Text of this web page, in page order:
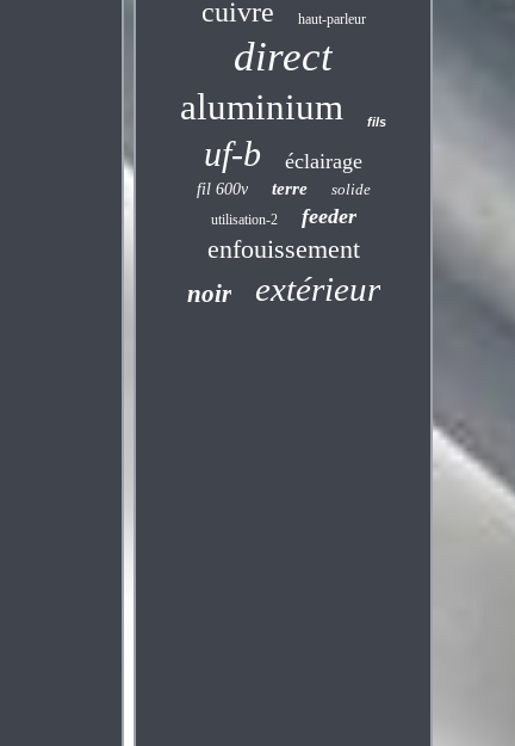
cuivre haut-parleur
direct
aluminium fils
uf-b éclairage
fil 600v terre solide
utilisation-2 feeder
enfouissement
noir extérieur